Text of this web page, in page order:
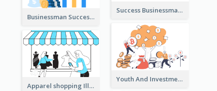
Success Businessman Illustration
Businessman Success Illustration
Youth And Investment Illustration
Apparel shopping Illustration